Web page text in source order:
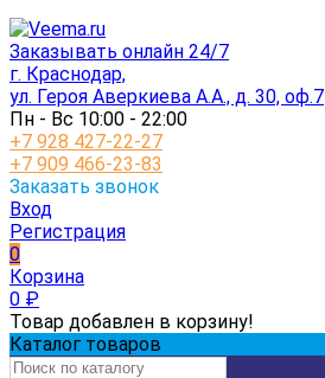
Заказывать онлайн 24/7
г. Краснодар,
ул. Героя Аверкиева А.А., д. 30, оф.7
Пн - Вс 10:00 - 22:00
+7 928 427-22-27
+7 909 466-23-83
Заказать звонок
Вход
Регистрация
0
Корзина
0 ₽
Товар добавлен в корзину!
Каталог товаров